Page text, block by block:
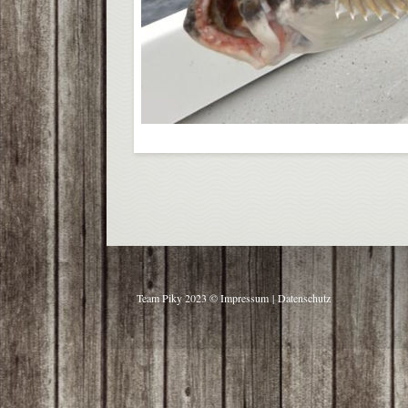
Team Piky 2023 ©Impressum|Datenschutz